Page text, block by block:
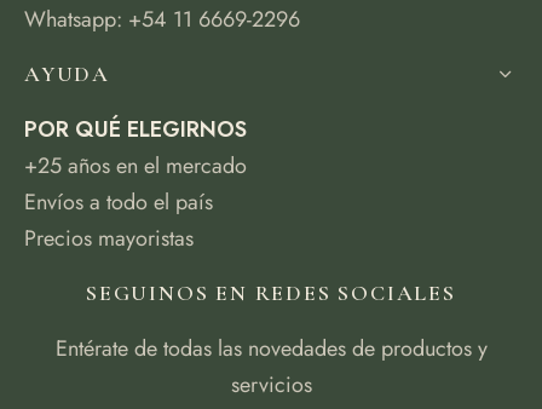
Whatsapp: +54 11 6669-2296
AYUDA
POR QUÉ ELEGIRNOS
+25 años en el mercado
Envíos a todo el país
Precios mayoristas
SEGUINOS EN REDES SOCIALES
Entérate de todas las novedades de productos y
servicios